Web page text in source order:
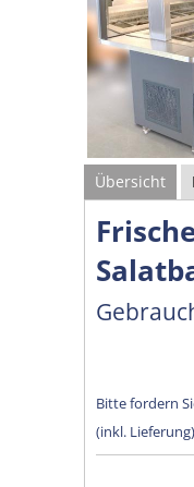
Übersicht
Bitte fordern
(inkl.